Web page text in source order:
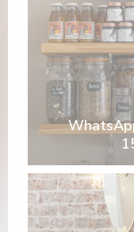
una nueva ventana))